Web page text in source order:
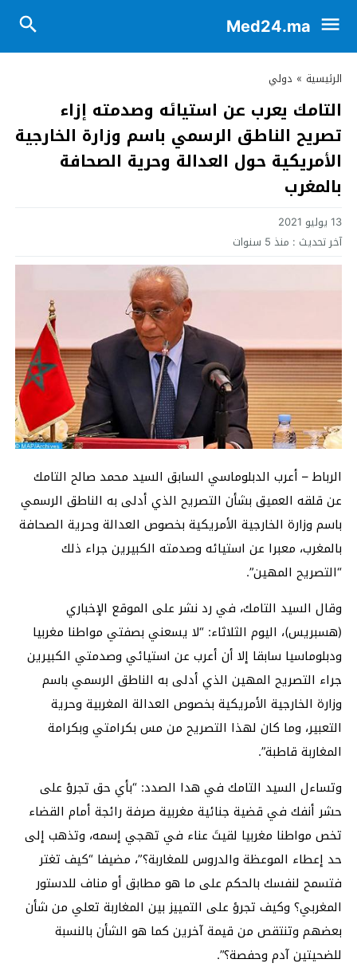
Med24.ma
الرئيسية » دولي
التامك يعرب عن استيائه وصدمته إزاء
تصريح الناطق الرسمي باسم وزارة الخارجية
الأمريكية حول العدالة وحرية الصحافة
بالمغرب
13 يوليو 2021
آخر تحديث : منذ 5 سنوات
الرباط – أعرب الدبلوماسي السابق السيد محمد صالح التامك
عن قلقه العميق بشأن التصريح الذي أدلى به الناطق الرسمي
باسم وزارة الخارجية الأمريكية بخصوص العدالة وحرية الصحافة
بالمغرب، معبرا عن استيائه وصدمته الكبيرين جراء ذلك
“التصريح المهين”.
وقال السيد التامك، في رد نشر على الموقع الإخباري
(هسبريس)، اليوم الثلاثاء: “لا يسعني بصفتي مواطنا مغربيا
ودبلوماسيا سابقا إلا أن أعرب عن استيائي وصدمتي الكبيرين
جراء التصريح المهين الذي أدلى به الناطق الرسمي باسم
وزارة الخارجية الأمريكية بخصوص العدالة المغربية وحرية
التعبير، وما كان لهذا التصريح من مس بكرامتي وبكرامة
المغاربة قاطبة”.
وتساءل السيد التامك في هدا الصدد: “بأي حق تجرؤ على
حشر أنفك في قضية جنائية مغربية صرفة رائجة أمام القضاء
تخص مواطنا مغربيا لقيتَ عناء في تهجي إسمه، وتذهب إلى
حد إعطاء الموعظة والدروس للمغاربة؟”، مضيفا “كيف تغتر
فتسمح لنفسك بالحكم على ما هو مطابق أو مناف للدستور
المغربي؟ وكيف تجرؤ على التمييز بين المغاربة تعلي من شأن
بعضهم وتنتقص من قيمة آخرين كما هو الشأن بالنسبة
للضحيتين آدم وحفصة؟”.